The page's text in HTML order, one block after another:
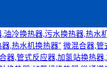
冷换热器,污水换热器,热水
,热水机换热器" 微混合器,管
器,管式反应器,加氢站换热